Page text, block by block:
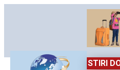
STIRI
„Grigore Ghica” Dorohoi -